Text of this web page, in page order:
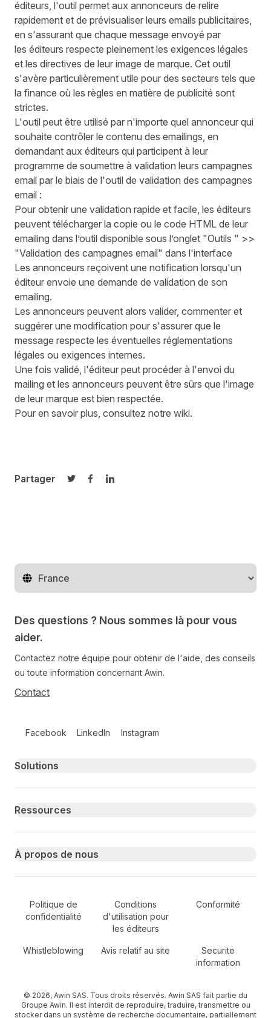
éditeurs, l'outil permet aux annonceurs de relire
rapidement et de prévisualiser leurs emails publicitaires,
en s'assurant que chaque message envoyé par
les éditeurs respecte pleinement les exigences légales
et les directives de leur image de marque. Cet outil
s'avère particulièrement utile pour des secteurs tels que
la finance où les règles en matière de publicité sont
strictes.
L'outil peut être utilisé par n'importe quel annonceur qui
souhaite contrôler le contenu des emailings, en
demandant aux éditeurs qui participent à leur
programme de soumettre à validation leurs campagnes
email par le biais de l'outil de validation des campagnes
email :
Pour obtenir une validation rapide et facile, les éditeurs
peuvent télécharger la copie ou le code HTML de leur
emailing dans l’outil disponible sous l’onglet "Outils " >>
"Validation des campagnes email" dans l'interface
Les annonceurs reçoivent une notification lorsqu'un
éditeur envoie une demande de validation de son
emailing.
Les annonceurs peuvent alors valider, commenter et
suggérer une modification pour s'assurer que le
message respecte les éventuelles réglementations
légales ou exigences internes.
Une fois validé, l'éditeur peut procéder à l'envoi du
mailing et les annonceurs peuvent être sûrs que l'image
de leur marque est bien respectée.
Pour en savoir plus, consultez notre wiki.
Partager
Partager sur Twitter
Partager sur Facebook
Partager sur LinkedIn
Changer de pays
Des questions ? Nous sommes là pour vous
aider.
Contactez notre équipe pour obtenir de l'aide, des conseils
ou toute information concernant Awin.
Contact
Facebook LinkedIn Instagram
Primary footer navigation
Solutions
Ressources
À propos de nous
Secondary Footer Navigation
Politique de
confidentialité
Conditions
d'utilisation pour
les éditeurs
Conformité
Whistleblowing Avis relatif au site
Securite
information
© 2026, Awin SAS. Tous droits réservés. Awin SAS fait partie du
Groupe Awin. Il est interdit de reproduire, traduire, transmettre ou
stocker dans un système de recherche documentaire, partiellement